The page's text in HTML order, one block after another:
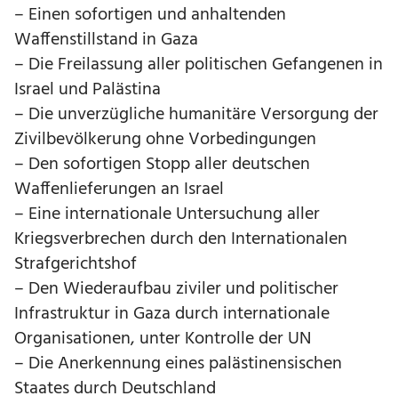
– Einen sofortigen und anhaltenden
Waffenstillstand in Gaza
– Die Freilassung aller politischen Gefangenen in
Israel und Palästina
– Die unverzügliche humanitäre Versorgung der
Zivilbevölkerung ohne Vorbedingungen
– Den sofortigen Stopp aller deutschen
Waffenlieferungen an Israel
– Eine internationale Untersuchung aller
Kriegsverbrechen durch den Internationalen
Strafgerichtshof
– Den Wiederaufbau ziviler und politischer
Infrastruktur in Gaza durch internationale
Organisationen, unter Kontrolle der UN
– Die Anerkennung eines palästinensischen
Staates durch Deutschland